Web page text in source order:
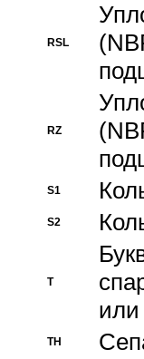
RSL
RZ
S1
S2
T
TH